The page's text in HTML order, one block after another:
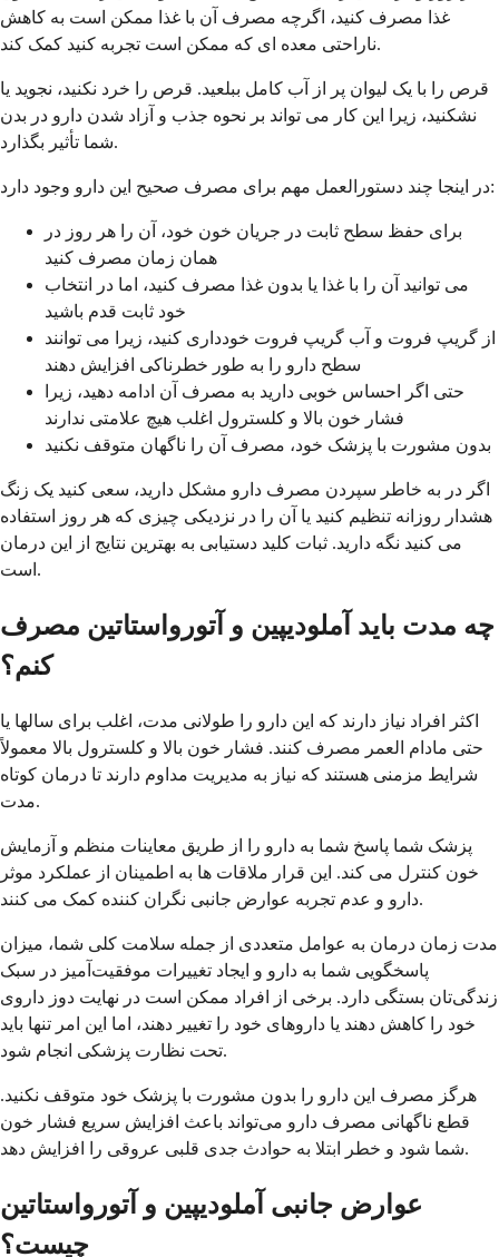
غذا مصرف کنید، اگرچه مصرف آن با غذا ممکن است به کاهش
ناراحتی معده ای که ممکن است تجربه کنید کمک کند.
قرص را با یک لیوان پر از آب کامل ببلعید. قرص را خرد نکنید، نجوید یا
نشکنید، زیرا این کار می تواند بر نحوه جذب و آزاد شدن دارو در بدن
شما تأثیر بگذارد.
در اینجا چند دستورالعمل مهم برای مصرف صحیح این دارو وجود دارد:
برای حفظ سطح ثابت در جریان خون خود، آن را هر روز در
همان زمان مصرف کنید
می توانید آن را با غذا یا بدون غذا مصرف کنید، اما در انتخاب
خود ثابت قدم باشید
از گریپ فروت و آب گریپ فروت خودداری کنید، زیرا می توانند
سطح دارو را به طور خطرناکی افزایش دهند
حتی اگر احساس خوبی دارید به مصرف آن ادامه دهید، زیرا
فشار خون بالا و کلسترول اغلب هیچ علامتی ندارند
بدون مشورت با پزشک خود، مصرف آن را ناگهان متوقف نکنید
اگر در به خاطر سپردن مصرف دارو مشکل دارید، سعی کنید یک زنگ
هشدار روزانه تنظیم کنید یا آن را در نزدیکی چیزی که هر روز استفاده
می کنید نگه دارید. ثبات کلید دستیابی به بهترین نتایج از این درمان
است.
چه مدت باید آملودیپین و آتورواستاتین مصرف
کنم؟
اکثر افراد نیاز دارند که این دارو را طولانی مدت، اغلب برای سالها یا
حتی مادام العمر مصرف کنند. فشار خون بالا و کلسترول بالا معمولاً
شرایط مزمنی هستند که نیاز به مدیریت مداوم دارند تا درمان کوتاه
مدت.
پزشک شما پاسخ شما به دارو را از طریق معاینات منظم و آزمایش
خون کنترل می کند. این قرار ملاقات ها به اطمینان از عملکرد موثر
دارو و عدم تجربه عوارض جانبی نگران کننده کمک می کنند.
مدت زمان درمان به عوامل متعددی از جمله سلامت کلی شما، میزان
پاسخگویی شما به دارو و ایجاد تغییرات موفقیت‌آمیز در سبک
زندگی‌تان بستگی دارد. برخی از افراد ممکن است در نهایت دوز داروی
خود را کاهش دهند یا داروهای خود را تغییر دهند، اما این امر تنها باید
تحت نظارت پزشکی انجام شود.
هرگز مصرف این دارو را بدون مشورت با پزشک خود متوقف نکنید.
قطع ناگهانی مصرف دارو می‌تواند باعث افزایش سریع فشار خون
شما شود و خطر ابتلا به حوادث جدی قلبی عروقی را افزایش دهد.
عوارض جانبی آملودیپین و آتورواستاتین
چیست؟